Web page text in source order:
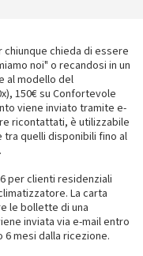
chiunque chieda di essere
noi" o recandosi in un
al modello del
150€ su Confortevole
viene inviato tramite e-
ricontattati, è utilizzabile
quelli disponibili fino al
per clienti residenziali
La carta
le bollette di una
inviata via e-mail entro
mesi dalla ricezione.